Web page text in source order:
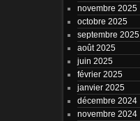
novembre 2025
octobre 2025
septembre 2025
août 2025
juin 2025
février 2025
janvier 2025
décembre 2024
novembre 2024